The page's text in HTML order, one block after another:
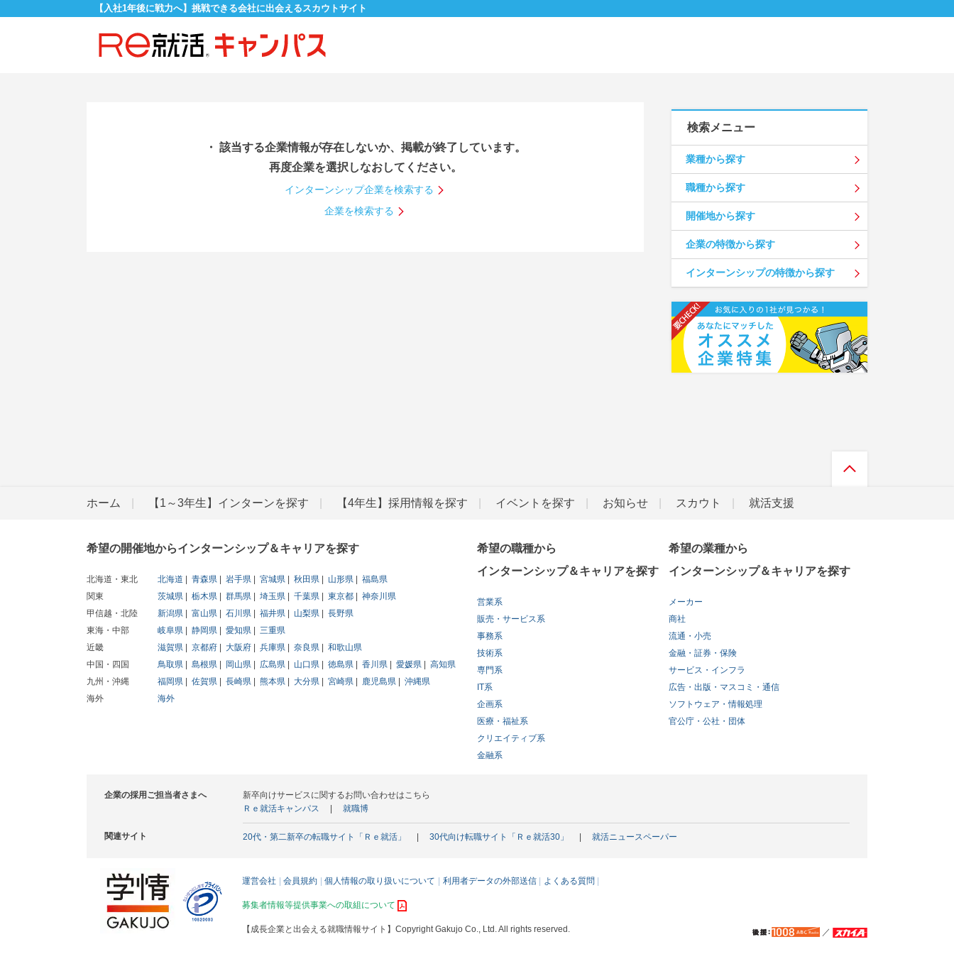
【入社1年後に戦力へ】挑戦できる会社に出会えるスカウトサイト
・ 該当する企業情報が存在しないか、掲載が終了しています。
再度企業を選択しなおしてください。
インターンシップ企業を検索する
企業を検索する
検索メニュー
業種から探す
職種から探す
開催地から探す
企業の特徴から探す
インターンシップの特徴から探す
ホーム 【1～3年生】インターンを探す 【4年生】採用情報を探す イベントを探す お知らせ スカウト 就活支援
希望の開催地からインターンシップ＆キャリアを探す
北海道・東北 北海道 青森県 岩手県 宮城県 秋田県 山形県
福島県
関東
茨城県 栃木県 群馬県 埼玉県 千葉県 東京都
神奈川県
甲信越・北陸
新潟県 富山県 石川県 福井県 山梨県
長野県
東海・中部
岐阜県 静岡県 愛知県
三重県
近畿
滋賀県 京都府 大阪府 兵庫県 奈良県
和歌山県
中国・四国
鳥取県 島根県 岡山県 広島県 山口県 徳島県 香川県 愛媛県
高知県
九州・沖縄
福岡県 佐賀県 長崎県 熊本県 大分県 宮崎県 鹿児島県
沖縄県
海外
海外
希望の職種から
インターンシップ＆キャリアを探す
営業系
販売・サービス系
事務系
技術系
専門系
IT系
企画系
医療・福祉系
クリエイティブ系
金融系
希望の業種から
インターンシップ＆キャリアを探す
メーカー
商社
流通・小売
金融・証券・保険
サービス・インフラ
広告・出版・マスコミ・通信
ソフトウェア・情報処理
官公庁・公社・団体
企業の採用ご担当者さまへ
新卒向けサービスに関するお問い合わせはこちら
Ｒｅ就活キャンパス
就職博
関連サイト 20代・第二新卒の転職サイト「Ｒｅ就活」 30代向け転職サイト「Ｒｅ就活30」 就活ニュースペーパー
運営会社 会員規約 個人情報の取り扱いについて 利用者データの外部送信 よくある質問
募集者情報等提供事業への取組について
【成長企業と出会える就職情報サイト】 Copyright Gakujo Co., Ltd. All rights reserved. ／